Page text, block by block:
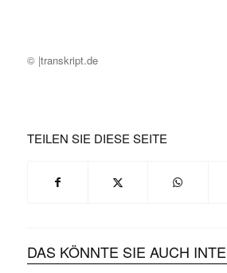
© |transkript.de
TEILEN SIE DIESE SEITE
DAS KÖNNTE SIE AUCH